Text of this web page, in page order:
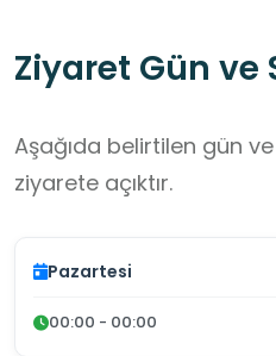
Ziyaret Gün ve
Aşağıda belirtilen gün
ziyarete açıktır.
Pazartesi
00:00 - 00:00